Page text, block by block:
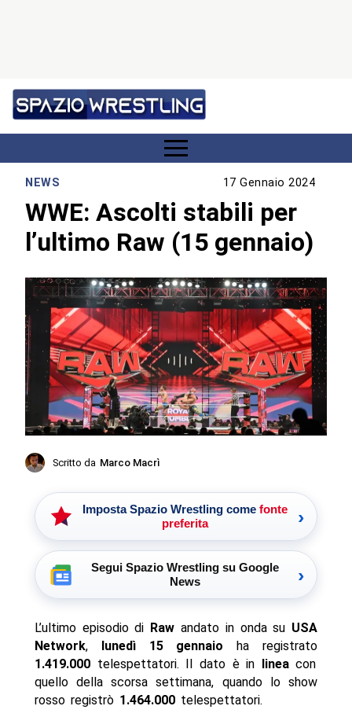
NEWS 17 Gennaio 2024
WWE: Ascolti stabili per
l’ultimo Raw (15 gennaio)
Scritto da Marco Macrì
Imposta Spazio Wrestling come fonte
preferita
›
Segui Spazio Wrestling su Google
News
›
L’ultimo episodio di Raw andato in onda su USA
Network, lunedì 15 gennaio ha registrato
1.419.000 telespettatori. Il dato è in lineacon
quello della scorsa settimana, quando lo show
rosso registrò 1.464.000 telespettatori.